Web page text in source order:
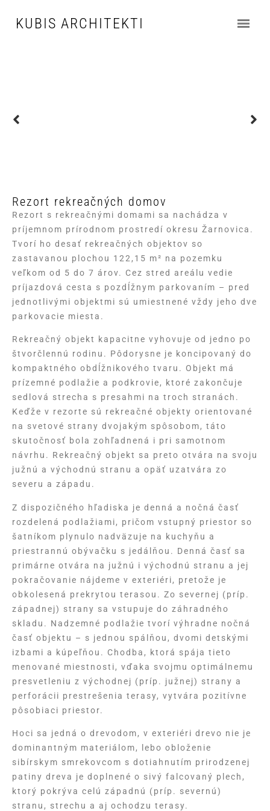
KUBIS ARCHITEKTI
Rezort rekreačných domov
Rezort s rekreačnými domami sa nachádza v
príjemnom prírodnom prostredí okresu Žarnovica.
Tvorí ho desať rekreačných objektov so
zastavanou plochou 122,15 m² na pozemku
veľkom od 5 do 7 árov. Cez stred areálu vedie
príjazdová cesta s pozdĺžnym parkovaním – pred
jednotlivými objektmi sú umiestnené vždy jeho dve
parkovacie miesta.
Rekreačný objekt kapacitne vyhovuje od jedno po
štvorčlennú rodinu. Pôdorysne je koncipovaný do
kompaktného obdĺžnikového tvaru. Objekt má
prízemné podlažie a podkrovie, ktoré zakončuje
sedlová strecha s presahmi na troch stranách.
Keďže v rezorte sú rekreačné objekty orientované
na svetové strany dvojakým spôsobom, táto
skutočnosť bola zohľadnená i pri samotnom
návrhu. Rekreačný objekt sa preto otvára na svoju
južnú a východnú stranu a opäť uzatvára zo
severu a západu.
Z dispozičného hľadiska je denná a nočná časť
rozdelená podlažiami, pričom vstupný priestor so
šatníkom plynulo nadväzuje na kuchyňu a
priestrannú obývačku s jedálňou. Denná časť sa
primárne otvára na južnú i východnú stranu a jej
pokračovanie nájdeme v exteriéri, pretože je
obkolesená prekrytou terasou. Zo severnej (príp.
západnej) strany sa vstupuje do záhradného
skladu. Nadzemné podlažie tvorí výhradne nočná
časť objektu – s jednou spálňou, dvomi detskými
izbami a kúpeľňou. Chodba, ktorá spája tieto
menované miestnosti, vďaka svojmu optimálnemu
presvetleniu z východnej (príp. južnej) strany a
perforácii prestrešenia terasy, vytvára pozitívne
pôsobiaci priestor.
Hoci sa jedná o drevodom, v exteriéri drevo nie je
dominantným materiálom, lebo obloženie
sibírskym smrekovcom s dotiahnutím prirodzenej
patiny dreva je doplnené o sivý falcovaný plech,
ktorý pokrýva celú západnú (príp. severnú)
stranu, strechu a aj ochodzu terasy.